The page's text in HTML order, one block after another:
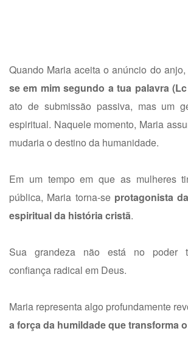
Quando Maria aceita o anúncio do anjo,
se em mim segundo a tua palavra (Lc
ato de submissão passiva, mas um
espiritual. Naquele momento, Maria
mudaria o destino da humanidade.
Em um tempo em que as mulheres
pública, Maria torna-se protagonista
espiritual da história cristã.
Sua grandeza não está no poder
confiança radical em Deus.
Maria representa algo profundamente
a força da humildade que transforma